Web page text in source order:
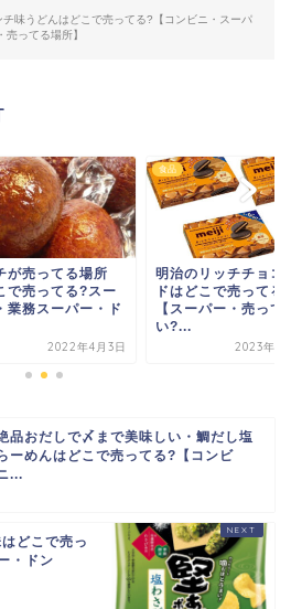
味うどんはどこで売ってる?【コンビニ・スーパ
ってる場所】
が売ってる場所
で売ってる?スー
業務スーパー・ド
2022年4月3日
食品
明治のリッチチョコ
ドはどこで売ってる
【スーパー・売って
い?...
2023年6
品おだしで〆まで美味しい・鯛だし塩
ーめんはどこで売ってる?【コンビ
...
どこで売っ
・ドン